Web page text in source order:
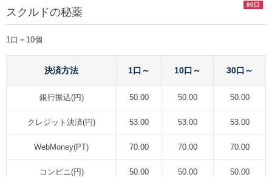
80口
スクルドの秘薬
1口＝10個
決済方法 1口～ 10口～ 30口～
銀行振込(円) 50.00 50.00 50.00
クレジット決済(円) 53.00 53.00 53.00
WebMoney(PT) 70.00 70.00 70.00
コンビニ(円) 50.00 50.00 50.00